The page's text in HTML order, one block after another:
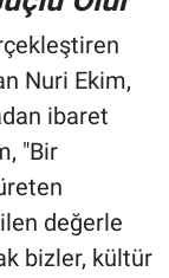
Nuri Ekim,
ibaret
"Bir
değerle
bizler, kültür